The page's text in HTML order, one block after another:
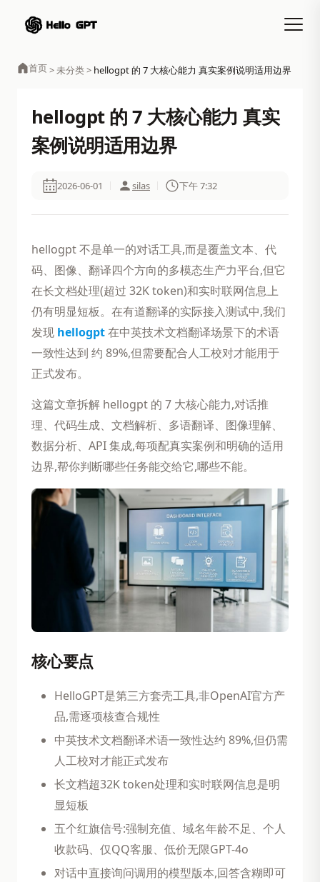
首页>未分类> hellogpt 的 7 大核心能力 真实案例说明适用边界
hellogpt 的 7 大核心能力 真实
案例说明适用边界
2026-06-01 silas 下午 7:32
hellogpt 不是单一的对话工具,而是覆盖文本、代
码、图像、翻译四个方向的多模态生产力平台,但它
在长文档处理(超过 32K token)和实时联网信息上
仍有明显短板。在有道翻译的实际接入测试中,我们
发现 hellogpt在中英技术文档翻译场景下的术语
一致性达到 约 89%,但需要配合人工校对才能用于
正式发布。
这篇文章拆解 hellogpt 的 7 大核心能力,对话推
理、代码生成、文档解析、多语翻译、图像理解、
数据分析、API 集成,每项配真实案例和明确的适用
边界,帮你判断哪些任务能交给它,哪些不能。
核心要点
HelloGPT是第三方套壳工具,非OpenAI官方产
品,需逐项核查合规性
中英技术文档翻译术语一致性达约 89%,但仍需
人工校对才能正式发布
长文档超32K token处理和实时联网信息是明
显短板
五个红旗信号:强制充值、域名年龄不足、个人
收款码、仅QQ客服、低价无限GPT-4o
对话中直接询问调用的模型版本,回答含糊即可